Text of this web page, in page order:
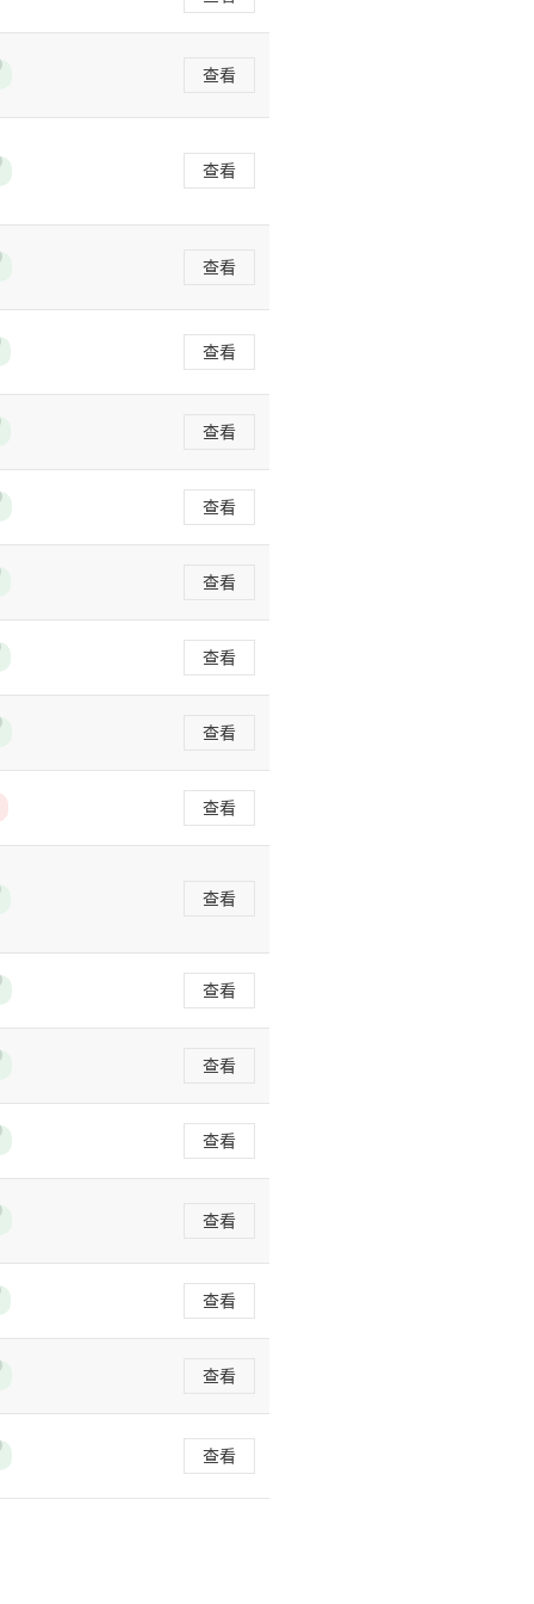
查看
查看
查看
查看
查看
查看
查看
查看
查看
查看
查看
查看
查看
查看
查看
查看
查看
查看